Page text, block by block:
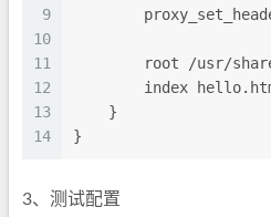
9
10
11
12
13
14
root /usr/
index
    }
}
3、测试配置